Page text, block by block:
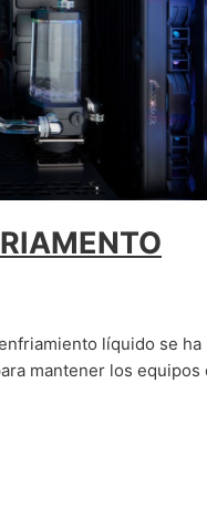
líquido se ha
mantener los equipos